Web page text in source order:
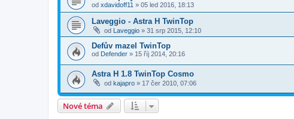
od xdavidoff11 » 05 led 2016, 18:13
Laveggio - Astra H TwinTop
od Laveggio » 31 srp 2015, 12:10
Defův mazel TwinTop
od Defender » 15 říj 2014, 20:16
Astra H 1.8 TwinTop Cosmo
od kajapro » 17 čer 2010, 07:06
Nové téma